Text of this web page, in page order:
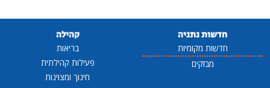
חדשות נתניה
חדשות מקומיות
מבזקים
קהילה
בריאות
פעילות קהילתית
חינוך ומצוינות